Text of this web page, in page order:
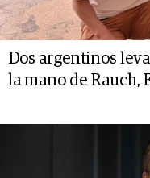
Dos argentinos
la mano de